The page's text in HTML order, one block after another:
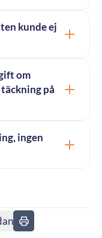
kunde ej
om
på
ingen